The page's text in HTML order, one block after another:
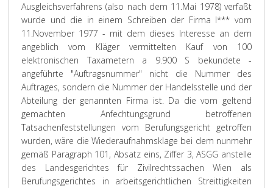
Ausgleichsverfahrens (also nach dem 11.Mai 1978) verfaßt
wurde und die in einem Schreiben der Firma I*** vom
11.November 1977 - mit dem dieses Interesse an dem
angeblich vom Kläger vermittelten Kauf von 100
elektronischen Taxametern a 9.900 S bekundete -
angeführte "Auftragsnummer" nicht die Nummer des
Auftrages, sondern die Nummer der Handelsstelle und der
Abteilung der genannten Firma ist. Da die vom geltend
gemachten Anfechtungsgrund betroffenen
Tatsachenfeststellungen vom Berufungsgericht getroffen
wurden, wäre die Wiederaufnahmsklage bei dem nunmehr
gemäß Paragraph 101, Absatz eins, Ziffer 3, ASGG anstelle
des Landesgerichtes für Zivilrechtssachen Wien als
Berufungsgerichtes in arbeitsgerichtlichen Streittigkeiten